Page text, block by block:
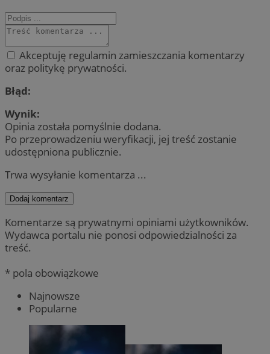
Akceptuję regulamin zamieszczania komentarzy
oraz politykę prywatności.
Błąd:
Wynik:
Opinia została pomyślnie dodana.
Po przeprowadzeniu weryfikacji, jej treść zostanie
udostępniona publicznie.
Trwa wysyłanie komentarza ...
Dodaj komentarz
Komentarze są prywatnymi opiniami użytkowników.
Wydawca portalu nie ponosi odpowiedzialności za
treść.
* pola obowiązkowe
Najnowsze
Popularne